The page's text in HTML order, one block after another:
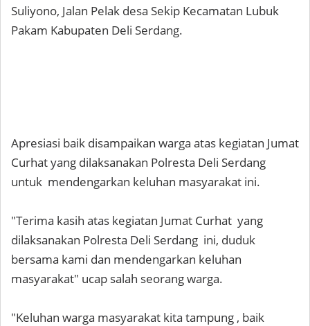
Suliyono, Jalan Pelak desa Sekip Kecamatan Lubuk
Pakam Kabupaten Deli Serdang.
Apresiasi baik disampaikan warga atas kegiatan Jumat
Curhat yang dilaksanakan Polresta Deli Serdang
untuk mendengarkan keluhan masyarakat ini.
"Terima kasih atas kegiatan Jumat Curhat yang
dilaksanakan Polresta Deli Serdang ini, duduk
bersama kami dan mendengarkan keluhan
masyarakat" ucap salah seorang warga.
"Keluhan warga masyarakat kita tampung , baik